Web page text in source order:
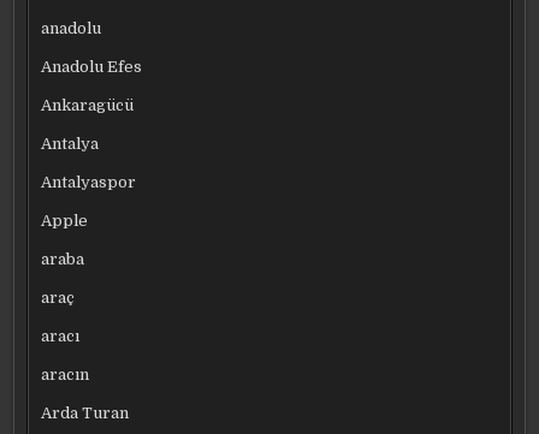
anadolu
Anadolu Efes
Ankaragücü
Antalya
Antalyaspor
Apple
araba
araç
aracı
aracın
Arda Turan